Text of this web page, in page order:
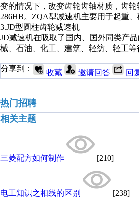
变的情况下，改变齿轮齿轴材质，齿
286HB。ZQA型减速机主要用于起重
3.JD型圆柱齿轮减速机
JD减速机在吸取了国内、国外同类产
械、石油、化工、建筑、轻纺、轻工等
分享到： 收藏 邀请回答 回
热门招聘
相关主题
三菱配方如何制作 [210]
电工知识之相线的区别 [238]